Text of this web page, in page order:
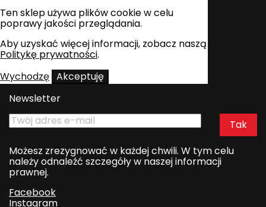
Ten sklep używa plików cookie w celu
poprawy jakości przeglądania.
Aby uzyskać więcej informacji, zobacz naszą
Politykę prywatności.
Wychodzę Akceptuję
Newsletter
Możesz zrezygnować w każdej chwili. W tym celu
należy odnaleźć szczegóły w naszej informacji
prawnej.
Facebook
Instagram